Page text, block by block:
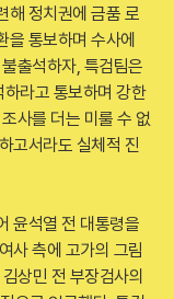
해 정치권에 금품 로
을 통보하며 수사에
출석하자, 특검팀은
라고 통보하며 강한
사를 더는 미룰 수 없
고서라도 실체적 진
윤석열 전 대통령을
사 측에 고가의 그림
상민 전 부장검사의